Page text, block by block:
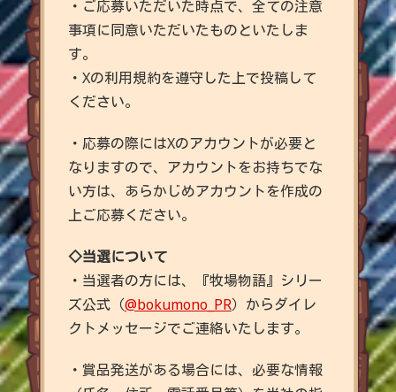
・ご応募いただいた時点で、全ての注意
事項に同意いただいたものといたしま
す。
・Xの利用規約を遵守した上で投稿して
ください。
・応募の際にはXのアカウントが必要と
なりますので、アカウントをお持ちでな
い方は、あらかじめアカウントを作成の
上ご応募ください。
◇当選について
・当選者の方には、『牧場物語』シリー
ズ公式（@bokumono_PR）からダイレ
クトメッセージでご連絡いたします。
・賞品発送がある場合には、必要な情報